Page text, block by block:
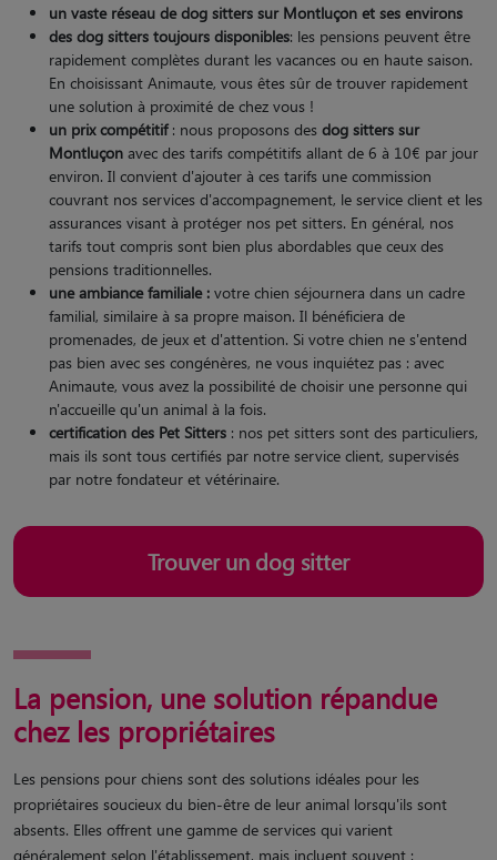
un vaste réseau de dog sitters sur Montluçon et ses environs
des dog sitters toujours disponibles: les pensions peuvent être
rapidement complètes durant les vacances ou en haute saison.
En choisissant Animaute, vous êtes sûr de trouver rapidement
une solution à proximité de chez vous !
un prix compétitif: nous proposons des dog sitters sur
Montluçon avec des tarifs compétitifs allant de 6 à 10€ par jour
environ. Il convient d'ajouter à ces tarifs une commission
couvrant nos services d'accompagnement, le service client et les
assurances visant à protéger nos pet sitters. En général, nos
tarifs tout compris sont bien plus abordables que ceux des
pensions traditionnelles.
une ambiance familiale : votre chien séjournera dans un cadre
familial, similaire à sa propre maison. Il bénéficiera de
promenades, de jeux et d'attention. Si votre chien ne s'entend
pas bien avec ses congénères, ne vous inquiétez pas : avec
Animaute, vous avez la possibilité de choisir une personne qui
n'accueille qu'un animal à la fois.
certification des Pet Sitters : nos pet sitters sont des particuliers,
mais ils sont tous certifiés par notre service client, supervisés
par notre fondateur et vétérinaire.
Trouver un dog sitter
La pension, une solution répandue
chez les propriétaires
Les pensions pour chiens sont des solutions idéales pour les
propriétaires soucieux du bien-être de leur animal lorsqu'ils sont
absents. Elles offrent une gamme de services qui varient
généralement selon l'établissement, mais incluent souvent :